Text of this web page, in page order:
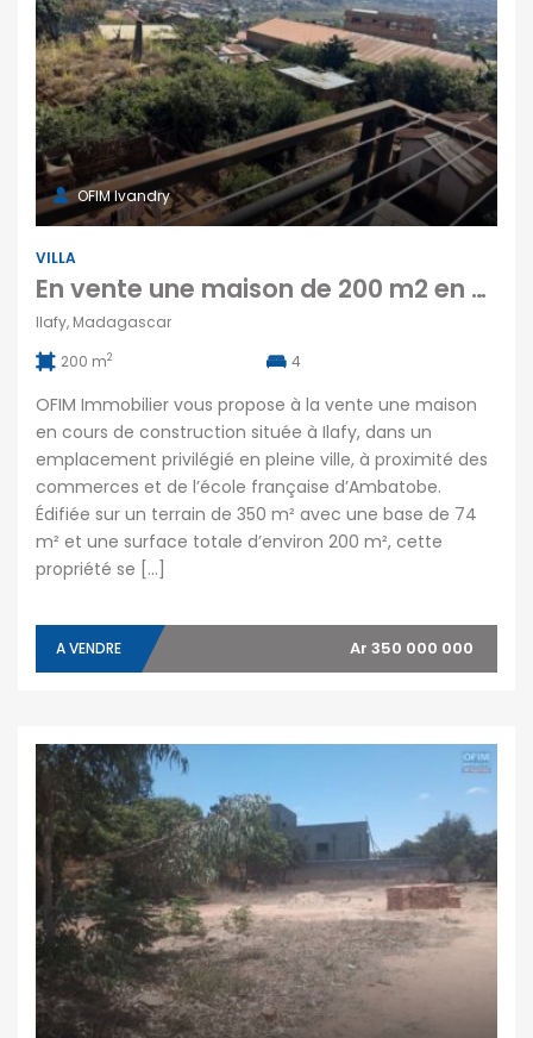
OFIM Ivandry
VILLA
En vente une maison de 200 m2 en cours de construction sur un terrain de 350 m2 située Ilafy Madagacar
Ilafy, Madagascar
200 m2 4
OFIM Immobilier vous propose à la vente une maison
en cours de construction située à Ilafy, dans un
emplacement privilégié en pleine ville, à proximité des
commerces et de l’école française d’Ambatobe.
Édifiée sur un terrain de 350 m² avec une base de 74
m² et une surface totale d’environ 200 m², cette
propriété se […]
A VENDRE Ar 350 000 000